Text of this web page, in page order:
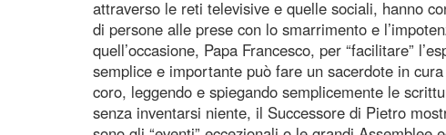
attraverso le reti televisive e quelle sociali, hanno
di persone alle prese con lo smarrimento e
quell’occasione, Papa Francesco, per “facilitare”
semplice e importante può fare un sacerdote in
coro, leggendo e spiegando semplicemente le
senza inventarsi niente, il Successore di Pietro